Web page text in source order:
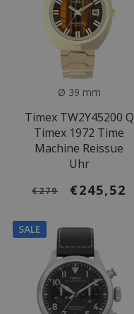
Ø 39 mm
Timex TW2Y45200 Q
Timex 1972 Time
Machine Reissue
Uhr
€279 €245,52
SALE